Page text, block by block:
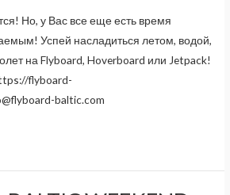
Но, у Вас все еще есть время
Успей насладиться летом, водой,
на Flyboard, Hoverboard или Jetpack!
flyboard-
baltic.com